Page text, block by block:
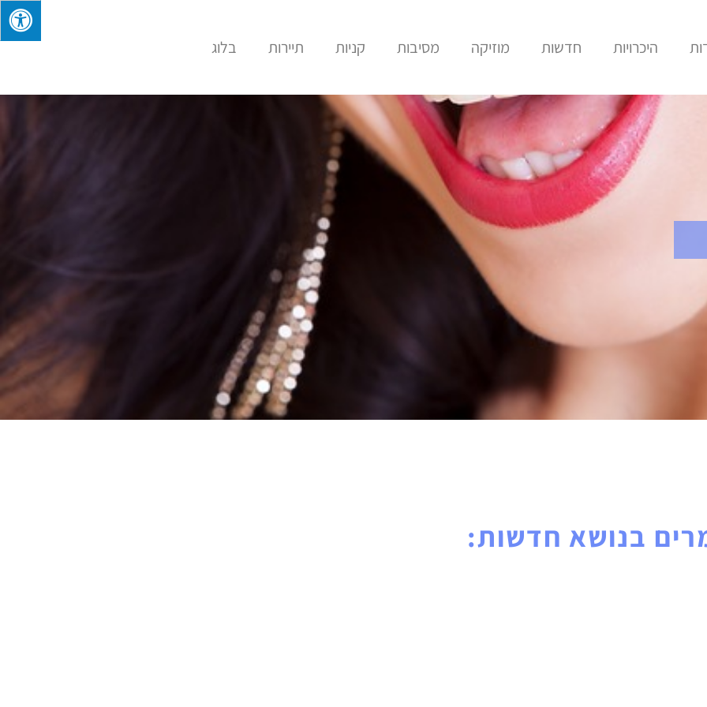
היכרויות חדשות מוזיקה מסיבות קניות תיירות בלוג
בנושא חדשות: